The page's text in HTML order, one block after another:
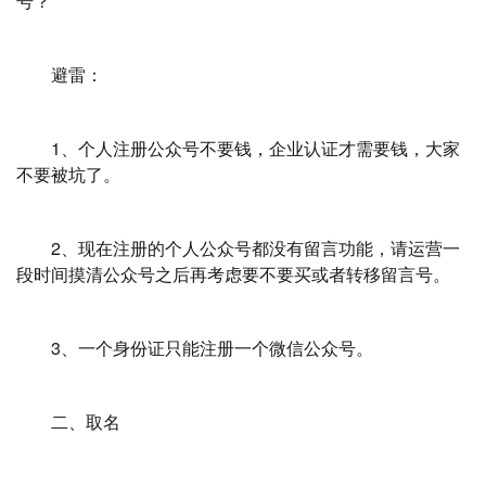
避雷：
1、个人注册公众号不要钱，企业认证才需要钱，大家
不要被坑了。
2、现在注册的个人公众号都没有留言功能，请运营一
段时间摸清公众号之后再考虑要不要买或者转移留言号。
3、一个身份证只能注册一个微信公众号。
二、取名